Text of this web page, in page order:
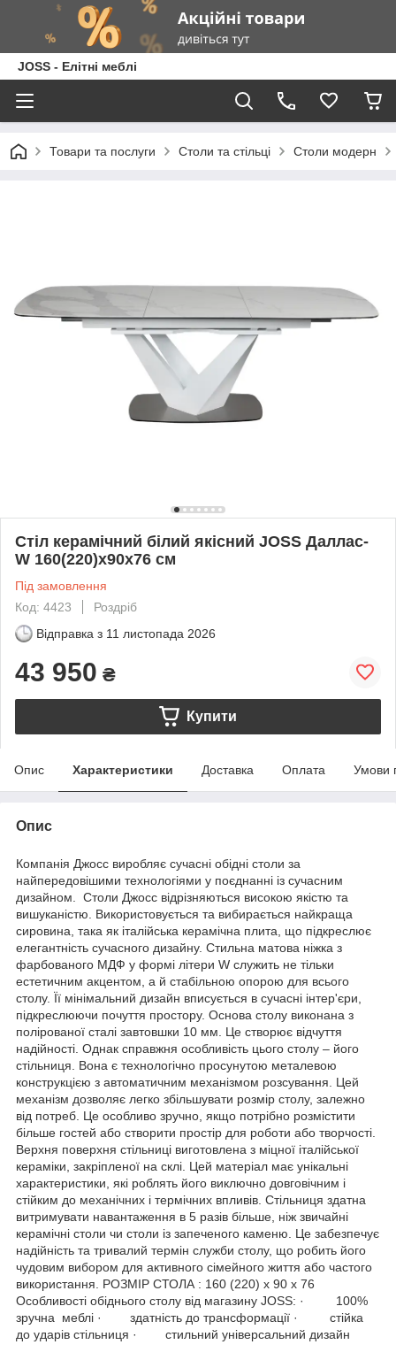
JOSS - Елітні меблі
Товари та послуги Столи та стільці Столи модерн
Стіл керамічний білий якісний JOSS Даллас-
W 160(220)х90х76 см
Під замовлення
Код: 4423
Роздріб
Відправка з 11 листопада 2026
43 950 ₴
Купити
Опис Характеристики Доставка Оплата Умови
Опис
Компанія Джосс виробляє сучасні обідні столи за
найпередовішими технологіями у поєднанні із сучасним
дизайном. Столи Джосс відрізняються високою якістю та
вишуканістю. Використовується та вибирається найкраща
сировина, така як італійська керамічна плита, що підкреслює
елегантність сучасного дизайну. Стильна матова ніжка з
фарбованого МДФ у формі літери W служить не тільки
естетичним акцентом, а й стабільною опорою для всього
столу. Її мінімальний дизайн вписується в сучасні інтер'єри,
підкреслюючи почуття простору. Основа столу виконана з
полірованої сталі завтовшки 10 мм. Це створює відчуття
надійності. Однак справжня особливість цього столу – його
стільниця. Вона є технологічно просунутою металевою
конструкцією з автоматичним механізмом розсування. Цей
механізм дозволяє легко збільшувати розмір столу, залежно
від потреб. Це особливо зручно, якщо потрібно розмістити
більше гостей або створити простір для роботи або творчості.
Верхня поверхня стільниці виготовлена ​​з міцної італійської
кераміки, закріпленої на склі. Цей матеріал має унікальні
характеристики, які роблять його виключно довговічним і
стійким до механічних і термічних впливів. Стільниця здатна
витримувати навантаження в 5 разів більше, ніж звичайні
керамічні столи чи столи із запеченого каменю. Це забезпечує
надійність та тривалий термін служби столу, що робить його
чудовим вибором для активного сімейного життя або частого
використання. РОЗМІР СТОЛА : 160 (220) х 90 х 76
Особливості обіднього столу від магазину JOSS: · 100%
зручна меблі · здатність до трансформації · стійка
до ударів стільниця · стильний універсальний дизайн